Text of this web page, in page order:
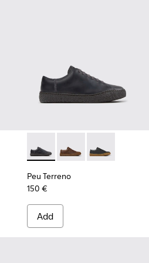
Peu Terreno - K100927-020
Peu Terreno -Peu Terreno -
Peu Terreno
150 €
Add